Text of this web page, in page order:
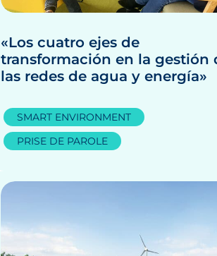
«Los cuatro ejes de
transformación en la gestión
las redes de agua y energía»
SMART ENVIRONMENT
PRISE DE PAROLE